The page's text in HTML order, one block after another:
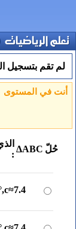
لم تقم بتسجيل
أنت في المستوى
حُلّ ΔABC
:
,c≈7.4